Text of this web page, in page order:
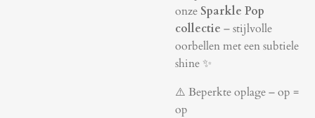
onze Sparkle Pop
collectie – stijlvolle
oorbellen met een subtiele
shine ✨
⚠️ Beperkte oplage – op =
op